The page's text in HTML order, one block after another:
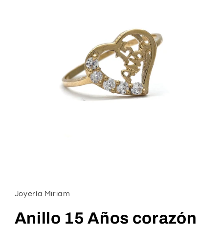
in
modal
Joyería Miriam
Anillo 15 Años corazón